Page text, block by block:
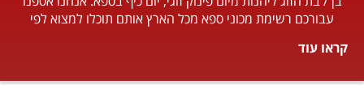
עבורכם רשימת מכוני ספא מכל הארץ אותם תוכלו למצוא לפי
קראו עוד